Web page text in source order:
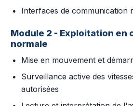
Interfaces de communication
Module 2 - Exploitation en
normale
Mise en mouvement et
Surveillance active des
autorisées